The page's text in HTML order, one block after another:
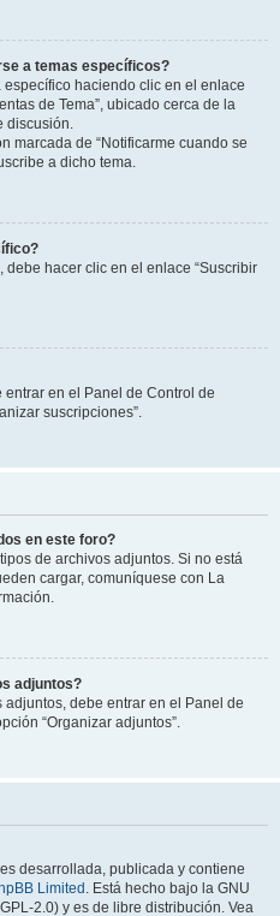
a temas específicos?
haciendo clic en el enlace
de Tema”, ubicado cerca de la
discusión.
marcada de “Notificarme cuando se
a dicho tema.
hacer clic en el enlace “Suscribir
en el Panel de Control de
suscripciones”.
en este foro?
de archivos adjuntos. Si no está
cargar, comuníquese con La
adjuntos?
debe entrar en el Panel de
“Organizar adjuntos”.
desarrollada, publicada y contiene
Limited . Está hecho bajo la GNU
2.0) y es de libre distribución. Vea